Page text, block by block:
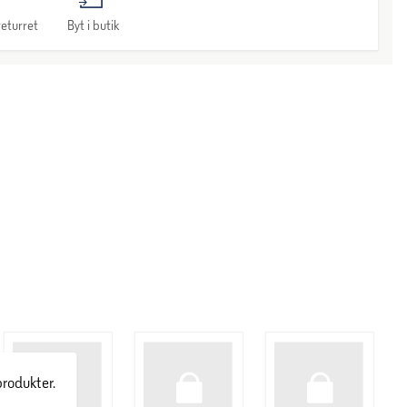
Byt i butik